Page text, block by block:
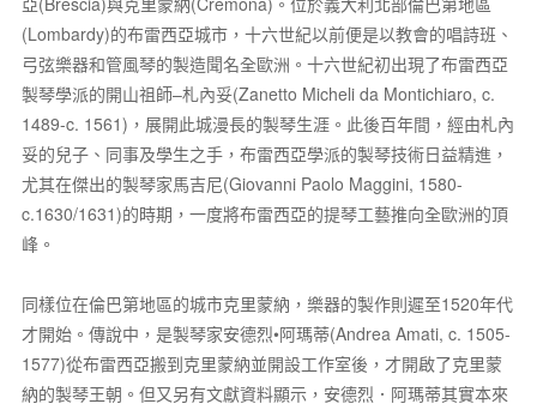
(Lombardy)的布雷西亞城市，十六世紀以前便是以教會的唱詩班、
弓弦樂器和管風琴的製造聞名全歐洲。十六世紀初出現了布雷西亞
製琴學派的開山祖師–札內妥(Zanetto Micheli da Montichiaro, c.
1489-c. 1561)，展開此城漫長的製琴生涯。此後百年間，經由札內
妥的兒子、同事及學生之手，布雷西亞學派的製琴技術日益精進，
尤其在傑出的製琴家馬吉尼(Giovanni Paolo Maggini, 1580-
c.1630/1631)的時期，一度將布雷西亞的提琴工藝推向全歐洲的頂
峰。
同樣位在倫巴第地區的城市克里蒙納，樂器的製作則遲至1520年代
才開始。傳說中，是製琴家安德烈•阿瑪蒂(Andrea Amati, c. 1505-
1577)從布雷西亞搬到克里蒙納並開設工作室後，才開啟了克里蒙
納的製琴王朝。但又另有文獻資料顯示，安德烈．阿瑪蒂其實本來